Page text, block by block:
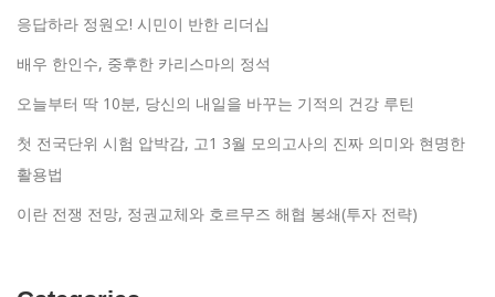
응답하라 정원오! 시민이 반한 리더십
배우 한인수, 중후한 카리스마의 정석
오늘부터 딱 10분, 당신의 내일을 바꾸는 기적의 건강 루틴
첫 전국단위 시험 압박감, 고1 3월 모의고사의 진짜 의미와 현명한
활용법
이란 전쟁 전망, 정권교체와 호르무즈 해협 봉쇄(투자 전략)